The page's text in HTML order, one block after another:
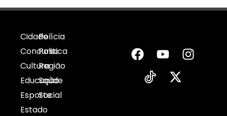
Cidade
Concurso
Cultura
Educação
Esporte
Estado
Polícia
Politica
Região
Saúde
Social